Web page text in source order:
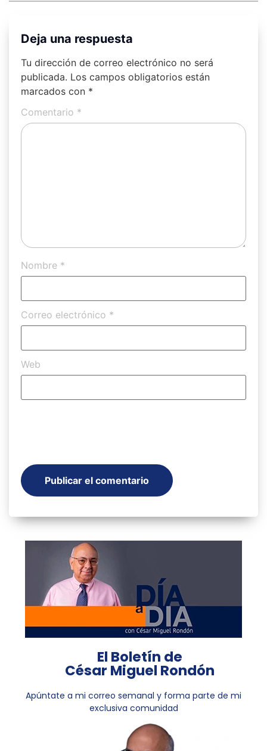
Deja una respuesta
Tu dirección de correo electrónico no será
publicada. Los campos obligatorios están
marcados con *
Comentario *
Nombre *
Correo electrónico *
Web
El Boletín de
César Miguel Rondón
Apúntate a mi correo semanal y forma parte de mi
exclusiva comunidad